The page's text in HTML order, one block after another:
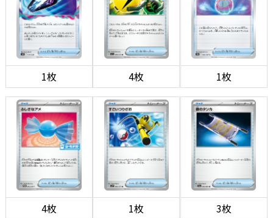
1枚 4枚 1枚
4枚 1枚 3枚